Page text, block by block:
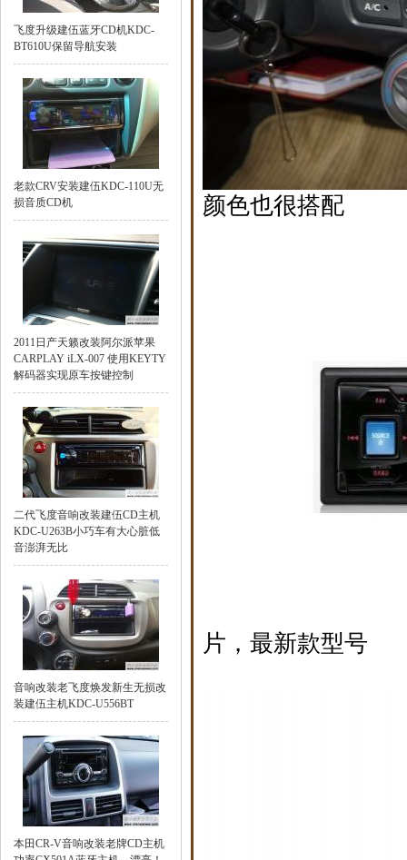
飞度升级建伍蓝牙CD机KDC-
BT610U保留导航安装
老款CRV安装建伍KDC-110U无
损音质CD机
2011日产天籁改装阿尔派苹果
CARPLAY iLX-007 使用KEYTY
解码器实现原车按键控制
二代飞度音响改装建伍CD主机
KDC-U263B小巧车有大心脏低
音澎湃无比
音响改装老飞度焕发新生无损改
装建伍主机KDC-U556BT
本田CR-V音响改装老牌CD主机
颜色也很搭配
片，最新款型号